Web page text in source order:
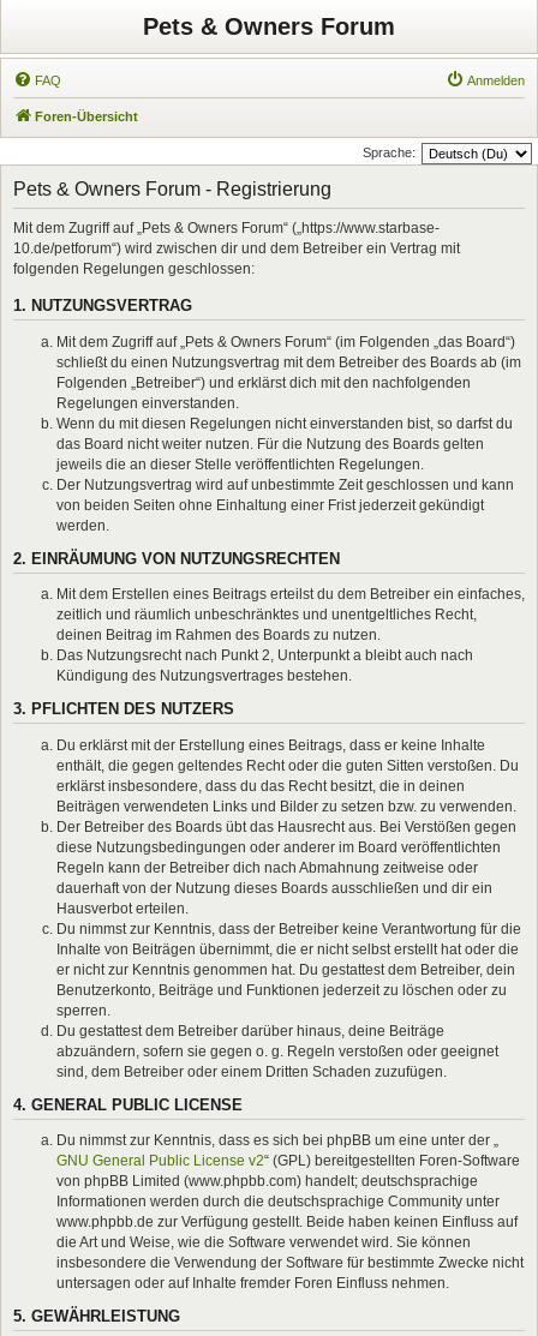
Pets & Owners Forum
FAQ Anmelden
Foren-Übersicht
Sprache:
Pets & Owners Forum - Registrierung
Mit dem Zugriff auf „Pets & Owners Forum“ („https://www.starbase-
10.de/petforum“) wird zwischen dir und dem Betreiber ein Vertrag mit
folgenden Regelungen geschlossen:
1. NUTZUNGSVERTRAG
Mit dem Zugriff auf „Pets & Owners Forum“ (im Folgenden „das Board“)
schließt du einen Nutzungsvertrag mit dem Betreiber des Boards ab (im
Folgenden „Betreiber“) und erklärst dich mit den nachfolgenden
Regelungen einverstanden.
Wenn du mit diesen Regelungen nicht einverstanden bist, so darfst du
das Board nicht weiter nutzen. Für die Nutzung des Boards gelten
jeweils die an dieser Stelle veröffentlichten Regelungen.
Der Nutzungsvertrag wird auf unbestimmte Zeit geschlossen und kann
von beiden Seiten ohne Einhaltung einer Frist jederzeit gekündigt
werden.
2. EINRÄUMUNG VON NUTZUNGSRECHTEN
Mit dem Erstellen eines Beitrags erteilst du dem Betreiber ein einfaches,
zeitlich und räumlich unbeschränktes und unentgeltliches Recht,
deinen Beitrag im Rahmen des Boards zu nutzen.
Das Nutzungsrecht nach Punkt 2, Unterpunkt a bleibt auch nach
Kündigung des Nutzungsvertrages bestehen.
3. PFLICHTEN DES NUTZERS
Du erklärst mit der Erstellung eines Beitrags, dass er keine Inhalte
enthält, die gegen geltendes Recht oder die guten Sitten verstoßen. Du
erklärst insbesondere, dass du das Recht besitzt, die in deinen
Beiträgen verwendeten Links und Bilder zu setzen bzw. zu verwenden.
Der Betreiber des Boards übt das Hausrecht aus. Bei Verstößen gegen
diese Nutzungsbedingungen oder anderer im Board veröffentlichten
Regeln kann der Betreiber dich nach Abmahnung zeitweise oder
dauerhaft von der Nutzung dieses Boards ausschließen und dir ein
Hausverbot erteilen.
Du nimmst zur Kenntnis, dass der Betreiber keine Verantwortung für die
Inhalte von Beiträgen übernimmt, die er nicht selbst erstellt hat oder die
er nicht zur Kenntnis genommen hat. Du gestattest dem Betreiber, dein
Benutzerkonto, Beiträge und Funktionen jederzeit zu löschen oder zu
sperren.
Du gestattest dem Betreiber darüber hinaus, deine Beiträge
abzuändern, sofern sie gegen o. g. Regeln verstoßen oder geeignet
sind, dem Betreiber oder einem Dritten Schaden zuzufügen.
4. GENERAL PUBLIC LICENSE
Du nimmst zur Kenntnis, dass es sich bei phpBB um eine unter der „
GNU General Public License v2“ (GPL) bereitgestellten Foren-Software
von phpBB Limited (www.phpbb.com) handelt; deutschsprachige
Informationen werden durch die deutschsprachige Community unter
www.phpbb.de zur Verfügung gestellt. Beide haben keinen Einfluss auf
die Art und Weise, wie die Software verwendet wird. Sie können
insbesondere die Verwendung der Software für bestimmte Zwecke nicht
untersagen oder auf Inhalte fremder Foren Einfluss nehmen.
5. GEWÄHRLEISTUNG